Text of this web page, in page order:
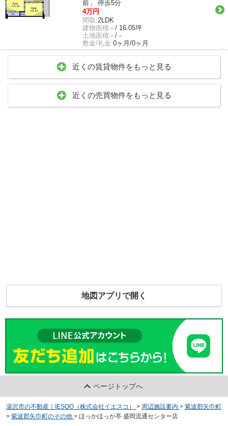
前」 停歩5分
4万円
間取:2LDK
建物面積:- / 16.05坪
土地面積:- / -
敷金/礼金:0ヶ月/0ヶ月
近くの賃貸物件をもっと見る
近くの売買物件をもっと見る
地図アプリで開く
ページトップへ
湯沢市の不動産｜IESQO（株式会社イエスコ） > 周辺施設案内 > 紫波郡矢巾町
> 紫波郡矢巾町のその他 > ほっかほっか亭 盛岡流通センター店